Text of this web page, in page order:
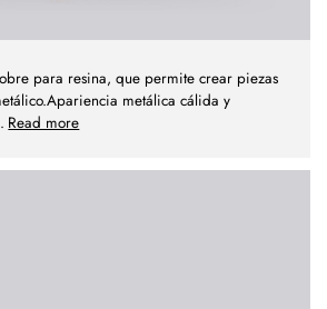
para resina, que permite crear piezas
metálica cálida y
Read more